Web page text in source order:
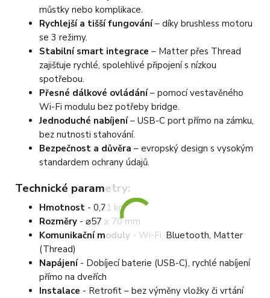
můstky nebo komplikace.
Rychlejší a tišší fungování– díky brushless motoru
se 3 režimy.
Stabilní smart integrace – Matter přes Thread
zajišťuje rychlé, spolehlivé připojení s nízkou
spotřebou.
Přesné dálkové ovládání– pomocí vestavěného
Wi-Fi modulu bez potřeby bridge.
Jednoduché nabíjení– USB-C port přímo na zámku,
bez nutnosti stahování.
Bezpečnost a důvěra – evropský design s vysokým
standardem ochrany údajů.
Technické parametry:
Hmotnost - 0,71 kg
Rozměry - ⌀57 x 70 mm
Komunikační moduly - Wi-Fi, Bluetooth, Matter
(Thread)
Napájení- Dobíjecí baterie (USB-C), rychlé nabíjení
přímo na dveřích
Instalace - Retrofit – bez výměny vložky či vrtání